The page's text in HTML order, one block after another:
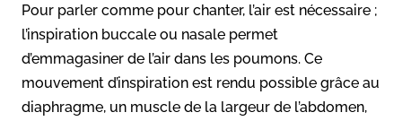
Pour parler comme pour chanter, l’air est nécessaire ;
l’inspiration buccale ou nasale permet
d’emmagasiner de l’air dans les poumons. Ce
mouvement d’inspiration est rendu possible grâce au
diaphragme, un muscle de la largeur de l’abdomen,